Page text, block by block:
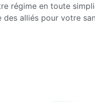
régime en toute
des alliés pour votre